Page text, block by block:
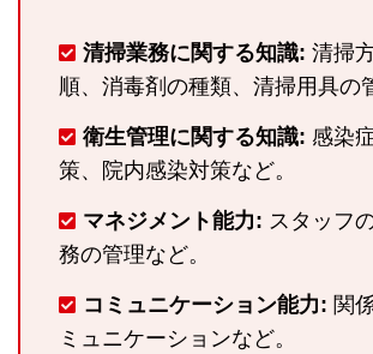
清掃業務に関する知識: 清掃
順、消毒剤の種類、清掃用具の
衛生管理に関する知識: 感染
策、院内感染対策など。
マネジメント能力: スタッフ
務の管理など。
コミュニケーション能力: 関
ミュニケーションなど。